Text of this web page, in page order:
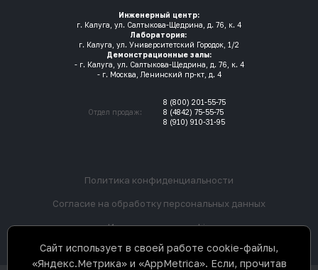
Инженерный центр:
г. Калуга, ул. Салтыкова-Щедрина, д. 76, к. 4
Лаборатория:
г. Калуга, ул. Университетский Городок, 1/2
Демонстрационные залы:
- г. Калуга, ул. Салтыкова-Щедрина, д. 76, к. 4
- г. Москва, Ленинский пр-кт, д. 4
Отдел продаж:
8 (800) 201-55-75
8 (4842) 75-55-75
8 (910) 910-31-95
Политика конфиденциальности
Согласие на обработку персональных данных
Использование cookie
Сайт использует в своей работе cookie-файлы,
«Яндекс.Метрика» и «AppMetrica». Если, прочитав